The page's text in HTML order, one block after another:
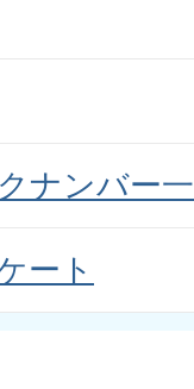
ナンバー
ート